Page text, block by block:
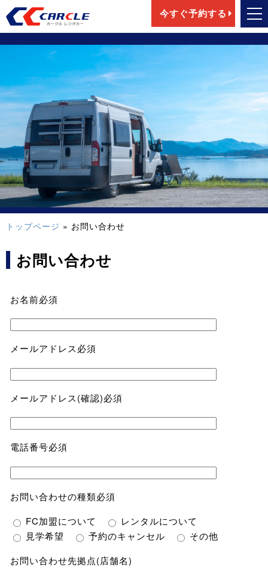
今すぐ予約する
トップページ » お問い合わせ
お問い合わせ
お名前必須
メールアドレス必須
メールアドレス(確認)必須
電話番号必須
お問い合わせの種類必須
FC加盟について
レンタルについて
見学希望
予約のキャンセル
その他
お問い合わせ先拠点(店舗名)